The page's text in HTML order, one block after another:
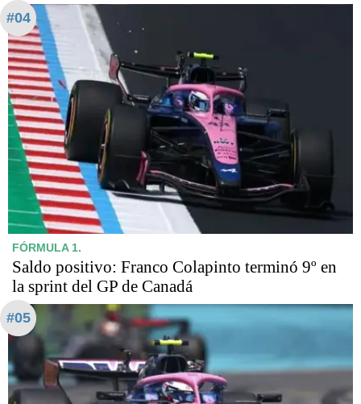
#04
FÓRMULA 1.
Saldo positivo: Franco Colapinto terminó 9º en
la sprint del GP de Canadá
#05